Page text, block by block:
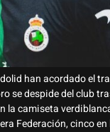
han acordado el
se despide del club
la camiseta
Federación, cinco en